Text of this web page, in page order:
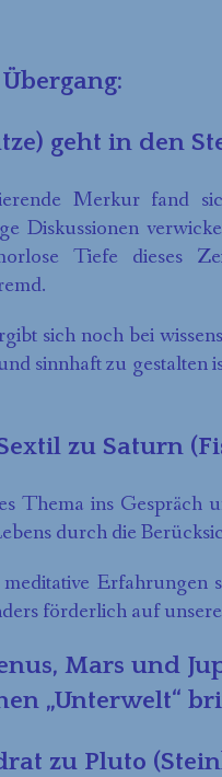
geht in den
Merkur fand
Diskussionen
Tiefe dieses
sich noch bei
sinnhaft zu gestalten
zu Saturn
Thema ins Gespräch
durch die
Erfahrungen
förderlich auf
Mars und
„Unterwelt“
zu Pluto